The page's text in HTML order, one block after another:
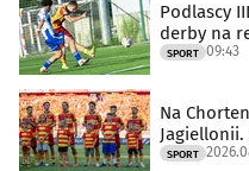
Podlascy
derby na
SPORT 09:43
Na
SPORT